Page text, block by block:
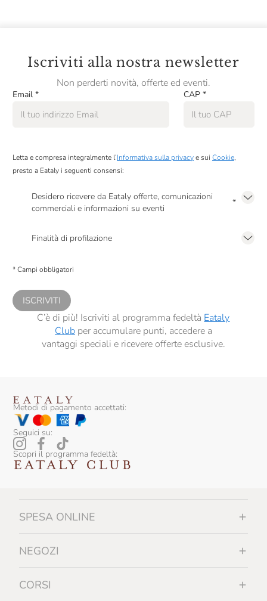
Iscriviti alla nostra newsletter
Non perderti novità, offerte ed eventi.
Email * CAP *
Letta e compresa integralmente l’Informativa sulla privacye sui Cookie,
presto a Eataly i seguenti consensi:
Desidero ricevere da Eataly offerte, comunicazioni
commerciali e informazioni su eventi
*
Finalità di profilazione
comunicazioni commerciali personalizzate, in caso di consenso prestato ai
* Campi obbligatori
ISCRIVITI
C’è di più! Iscriviti al programma fedeltà Eataly
Clubper accumulare punti, accedere a
vantaggi speciali e ricevere offerte esclusive.
Metodi di pagamento accettati:
Seguici su:
Scopri il programma fedeltà:
SPESA ONLINE
NEGOZI
CORSI